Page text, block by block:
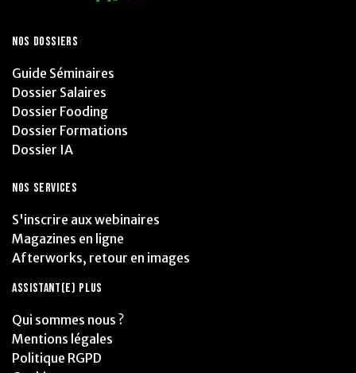
NOS DOSSIERS
Guide Séminaires
Dossier Salaires
Dossier Fooding
Dossier Formations
Dossier IA
NOS SERVICES
S'inscrire aux webinaires
Magazines en ligne
Afterworks, retour en images
ASSISTANT(E) PLUS
Qui sommes nous ?
Mentions légales
Politique RGPD